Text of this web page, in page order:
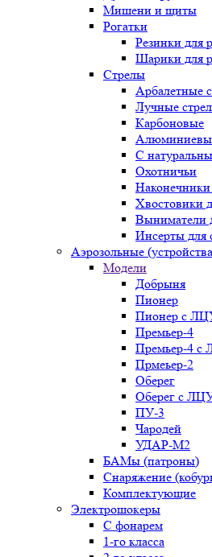
Мишени и щиты
Рогатки
Резинки для
Шарики для
Стрелы
Арбалетные
Лучные
Карбоновые
С
Охотничьи
Наконечники
Хвостовики
Выниматели
Инсерты для
Аэрозольные
Модели
Добрыня
Пионер
Пионер с
Премьер-4
Премьер-4 с
Прмеьер-2
Оберег
Оберег с
ПУ-3
Чародей
УДАР-М2
БАМы (патроны)
Снаряжение
Комплектующие
Электрошокеры
С фонарем
1-го класса